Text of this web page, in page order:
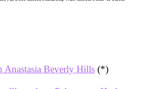
Anastasia Beverly Hills (*)